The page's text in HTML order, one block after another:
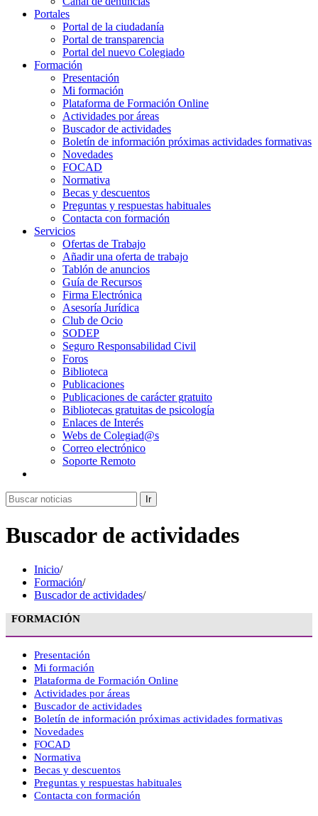
Portales
Portal de la ciudadanía
Portal de transparencia
Portal del nuevo Colegiado
Formación
Presentación
Mi formación
Plataforma de Formación Online
Actividades por áreas
Buscador de actividades
Boletín de información próximas actividades formativas
Novedades
FOCAD
Normativa
Becas y descuentos
Preguntas y respuestas habituales
Contacta con formación
Servicios
Ofertas de Trabajo
Añadir una oferta de trabajo
Tablón de anuncios
Guía de Recursos
Firma Electrónica
Asesoría Jurídica
Club de Ocio
SODEP
Seguro Responsabilidad Civil
Foros
Biblioteca
Publicaciones
Publicaciones de carácter gratuito
Bibliotecas gratuitas de psicología
Enlaces de Interés
Webs de Colegiad@s
Correo electrónico
Soporte Remoto
Ir
Buscador de actividades
Inicio/
Formación/
Buscador de actividades/
FORMACIÓN
Presentación
Mi formación
Plataforma de Formación Online
Actividades por áreas
Buscador de actividades
Boletín de información próximas actividades formativas
Novedades
FOCAD
Normativa
Becas y descuentos
Preguntas y respuestas habituales
Contacta con formación